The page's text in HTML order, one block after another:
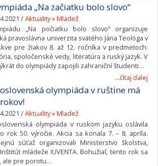
„Na začiatku bolo slovo“
/Aktuality»Mladež
„Na počiatku bolo slovo“ organizuje
pravoslávna univerzita svätého Jána Teológa v
pre žiakov 8. až 12. ročníka v predmetoch:
spoločenské vedy, literatúra a ruský jazyk. V
do olympiády zapojili zahraniční študenti…
...čítaj ďalej
olympiáda v ruštine má
/Aktuality»Mladež
olympiáda v ruskom jazyku oslávila
rok 50. výročie. Akcia sa konala 7. – 8. apríla.
súťaž organizovali Ministerstvo školstva,
mládeže IUVENTA. Bohužiaľ, tento rok sa
ale pre porotu…